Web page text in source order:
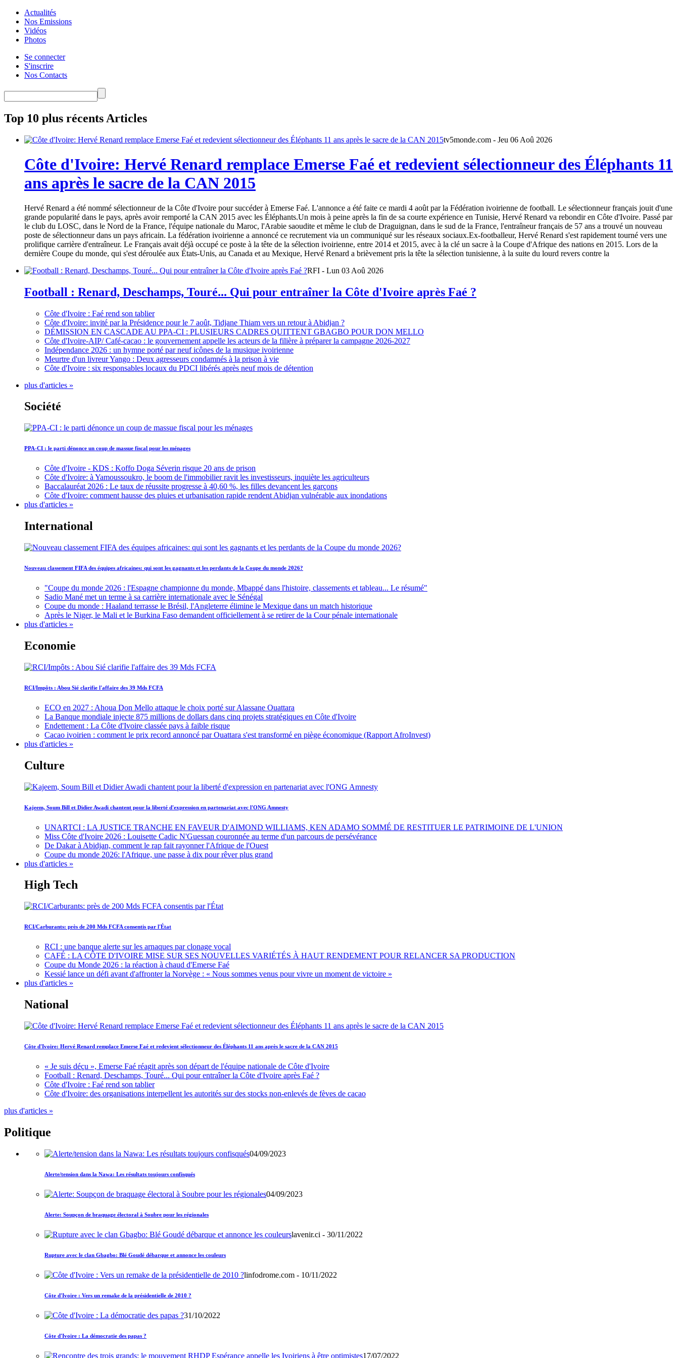
Actualités
Nos Emissions
Vidéos
Photos
Se connecter
S'inscrire
Nos Contacts
Top 10 plus récents Articles
tv5monde.com - Jeu 06 Aoû 2026
Côte d'Ivoire: Hervé Renard remplace Emerse Faé et redevient sélectionneur des Éléphants 11
ans après le sacre de la CAN 2015
Hervé Renard a été nommé sélectionneur de la Côte d'Ivoire pour succéder à Emerse Faé. L'annonce a été faite ce mardi 4 août par la Fédération ivoirienne de football. Le sélectionneur français jouit d'une
grande popularité dans le pays, après avoir remporté la CAN 2015 avec les Éléphants.Un mois à peine après la fin de sa courte expérience en Tunisie, Hervé Renard va rebondir en Côte d'Ivoire. Passé par
le club du LOSC, dans le Nord de la France, l'équipe nationale du Maroc, l'Arabie saoudite et même le club de Draguignan, dans le sud de la France, l'entraîneur français de 57 ans a trouvé un nouveau
poste de sélectionneur dans un pays africain. La fédération ivoirienne a annoncé ce recrutement via un communiqué sur les réseaux sociaux.Ex-footballeur, Hervé Renard s'est rapidement tourné vers une
prolifique carrière d'entraîneur. Le Français avait déjà occupé ce poste à la tête de la sélection ivoirienne, entre 2014 et 2015, avec à la clé un sacre à la Coupe d'Afrique des nations en 2015. Lors de la
dernière Coupe du monde, qui s'est déroulée aux États-Unis, au Canada et au Mexique, Hervé Renard a brièvement pris la tête la sélection tunisienne, à la suite du lourd revers contre la
RFI - Lun 03 Aoû 2026
Football : Renard, Deschamps, Touré... Qui pour entraîner la Côte d'Ivoire après Faé ?
Côte d'Ivoire : Faé rend son tablier
Côte d'Ivoire: invité par la Présidence pour le 7 août, Tidjane Thiam vers un retour à Abidjan ?
DÉMISSION EN CASCADE AU PPA-CI : PLUSIEURS CADRES QUITTENT GBAGBO POUR DON MELLO
Côte d'Ivoire-AIP/ Café-cacao : le gouvernement appelle les acteurs de la filière à préparer la campagne 2026-2027
Indépendance 2026 : un hymne porté par neuf icônes de la musique ivoirienne
Meurtre d'un livreur Yango : Deux agresseurs condamnés à la prison à vie
Côte d'Ivoire : six responsables locaux du PDCI libérés après neuf mois de détention
plus d'articles »
Société
PPA-CI : le parti dénonce un coup de massue fiscal pour les ménages
Côte d'Ivoire - KDS : Koffo Doga Séverin risque 20 ans de prison
Côte d'Ivoire: à Yamoussoukro, le boom de l'immobilier ravit les investisseurs, inquiète les agriculteurs
Baccalauréat 2026 : Le taux de réussite progresse à 40,60 %, les filles devancent les garçons
Côte d'Ivoire: comment hausse des pluies et urbanisation rapide rendent Abidjan vulnérable aux inondations
plus d'articles »
International
Nouveau classement FIFA des équipes africaines: qui sont les gagnants et les perdants de la Coupe du monde 2026?
"Coupe du monde 2026 : l'Espagne championne du monde, Mbappé dans l'histoire, classements et tableau... Le résumé"
Sadio Mané met un terme à sa carrière internationale avec le Sénégal
Coupe du monde : Haaland terrasse le Brésil, l'Angleterre élimine le Mexique dans un match historique
Après le Niger, le Mali et le Burkina Faso demandent officiellement à se retirer de la Cour pénale internationale
plus d'articles »
Economie
RCI/Impôts : Abou Sié clarifie l'affaire des 39 Mds FCFA
ECO en 2027 : Ahoua Don Mello attaque le choix porté sur Alassane Ouattara
La Banque mondiale injecte 875 millions de dollars dans cinq projets stratégiques en Côte d'Ivoire
Endettement : La Côte d'Ivoire classée pays à faible risque
Cacao ivoirien : comment le prix record annoncé par Ouattara s'est transformé en piège économique (Rapport AfroInvest)
plus d'articles »
Culture
Kajeem, Soum Bill et Didier Awadi chantent pour la liberté d'expression en partenariat avec l'ONG Amnesty
UNARTCI : LA JUSTICE TRANCHE EN FAVEUR D'AIMOND WILLIAMS, KEN ADAMO SOMMÉ DE RESTITUER LE PATRIMOINE DE L'UNION
Miss Côte d'Ivoire 2026 : Louisette Cadic N'Guessan couronnée au terme d'un parcours de persévérance
De Dakar à Abidjan, comment le rap fait rayonner l'Afrique de l'Ouest
Coupe du monde 2026: l'Afrique, une passe à dix pour rêver plus grand
plus d'articles »
High Tech
RCI/Carburants: près de 200 Mds FCFA consentis par l'État
RCI : une banque alerte sur les arnaques par clonage vocal
CAFÉ : LA CÔTE D'IVOIRE MISE SUR SES NOUVELLES VARIÉTÉS À HAUT RENDEMENT POUR RELANCER SA PRODUCTION
Coupe du Monde 2026 : la réaction à chaud d'Emerse Faé
Kessié lance un défi avant d'affronter la Norvège : « Nous sommes venus pour vivre un moment de victoire »
plus d'articles »
National
Côte d'Ivoire: Hervé Renard remplace Emerse Faé et redevient sélectionneur des Éléphants 11 ans après le sacre de la CAN 2015
« Je suis déçu », Emerse Faé réagit après son départ de l'équipe nationale de Côte d'Ivoire
Football : Renard, Deschamps, Touré... Qui pour entraîner la Côte d'Ivoire après Faé ?
Côte d'Ivoire : Faé rend son tablier
Côte d'Ivoire: des organisations interpellent les autorités sur des stocks non-enlevés de fèves de cacao
plus d'articles »
Politique
04/09/2023
Alerte/tension dans la Nawa: Les résultats toujours confisqués
04/09/2023
Alerte: Soupçon de braquage électoral à Soubre pour les régionales
lavenir.ci - 30/11/2022
Rupture avec le clan Gbagbo: Blé Goudé débarque et annonce les couleurs
linfodrome.com - 10/11/2022
Côte d'Ivoire : Vers un remake de la présidentielle de 2010 ?
31/10/2022
Côte d'Ivoire : La démocratie des papas ?
17/07/2022